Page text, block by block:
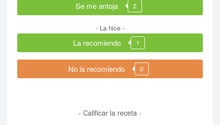
Se me antoja 2
- La hice -
La recomiendo 1
No la recomiendo 0
- Calificar la receta -